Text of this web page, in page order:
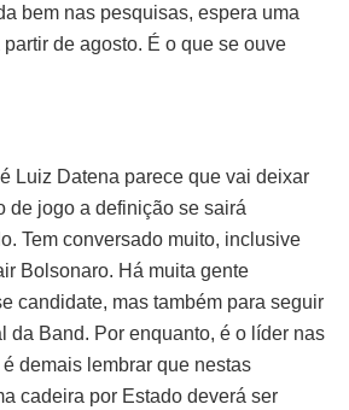
bem nas pesquisas, espera uma
de agosto. É o que se ouve
Luiz Datena parece que vai deixar
de jogo a definição se sairá
Tem conversado muito, inclusive
Bolsonaro. Há muita gente
candidate, mas também para seguir
da Band. Por enquanto, é o líder nas
demais lembrar que nestas
cadeira por Estado deverá ser